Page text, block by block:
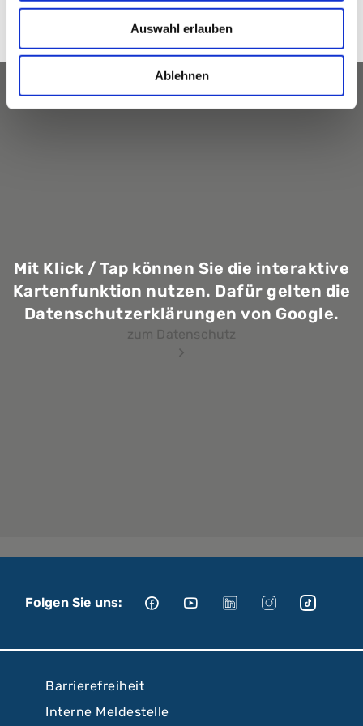
Auswahl erlauben
Ablehnen
Standorte & Praxen
Mit Klick / Tap können Sie die interaktive
Kartenfunktion nutzen. Dafür gelten die
Datenschutzerklärungen von Google.
zum Datenschutz
Folgen Sie uns:
Barrierefreiheit
Interne Meldestelle